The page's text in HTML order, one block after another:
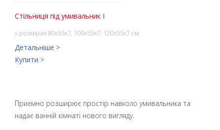
Стільниця під умивальник I
у розмірах 80x55x7, 100x55x7, 120x55x7 см
Детальніше >
Купити >
Приємно розширює простір навколо умивальника та
надає ванній кімнаті нового вигляду.